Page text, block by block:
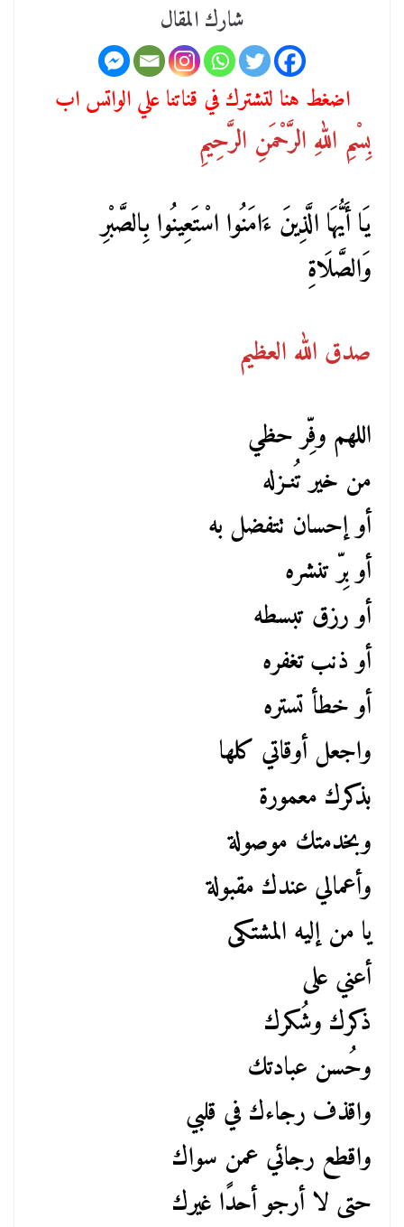
شارك المقال
اضغط هنا لتشترك في قناتنا علي الواتس اب
بِسْمِ اللهِ الرَّحْمَنِ الرَّحِيمِ
يَا أَيُّهَا الَّذِينَ ءَامَنُوا اسْتَعِينُوا بِالصَّبْرِ
وَالصَّلَاةِ
صدق الله العظيم
اللهم وفِّر حظي
من خير تُنـزله
أو إحسان تتفضل به
أو بِرّ تنشره
أو رزق تبسطه
أو ذنب تغفره
أو خطأ تستره
واجعل أوقاتي كلها
بذكرك معمورة
وبخدمتك موصولة
وأعمالي عندك مقبولة
يا من إليه المشتكى
أعني على
ذكرك وشُكرك
وحُسن عبادتك
واقذف رجاءك في قلبي
واقطع رجائي عمن سواك
حتى لا أرجو أحدًا غيرك